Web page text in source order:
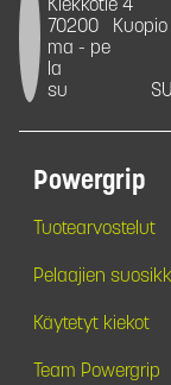
Kiekkotie 4
70200
Kuopio
ma - pe
la
su
Powergrip
Tuotearvostelut
Pelaajien
Käytetyt kiekot
Team Powergrip